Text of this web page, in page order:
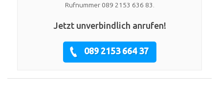
Rufnummer 089 2153 636 83.
Jetzt unverbindlich anrufen!
089 2153 664 37